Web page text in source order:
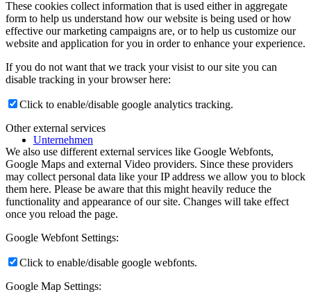
Unternehmen
These cookies collect information that is used either in aggregate
form to help us understand how our website is being used or how
effective our marketing campaigns are, or to help us customize our
website and application for you in order to enhance your experience.
If you do not want that we track your visist to our site you can
disable tracking in your browser here:
Click to enable/disable google analytics tracking.
Other external services
We also use different external services like Google Webfonts,
Google Maps and external Video providers. Since these providers
may collect personal data like your IP address we allow you to block
them here. Please be aware that this might heavily reduce the
functionality and appearance of our site. Changes will take effect
once you reload the page.
Google Webfont Settings:
Click to enable/disable google webfonts.
Google Map Settings: